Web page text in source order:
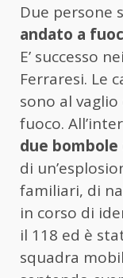
Due persone
andato a
E’ successo
Ferraresi. Le
sono al
fuoco.
due bombole
di
familiari, di
in corso di
il 118 ed è
squadra